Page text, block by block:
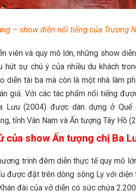
– show diễn nổi tiếng của Trương
viên và quy mô lớn, những show
hút sự chú ý của nhiều du khách
diễn tài ba mà còn là một nhà làm
giả. Với các tác phẩm nổi tiếng
(2004) được dàn dựng ở Quế
tỉnh Vân Nam và Ấn tượng Tây Hồ
của show Ấn tượng chị Ba
trình đêm diễn thực tế quy mô
được đặt trên dòng sông Ly với
đài của vở diễn có sức chứa